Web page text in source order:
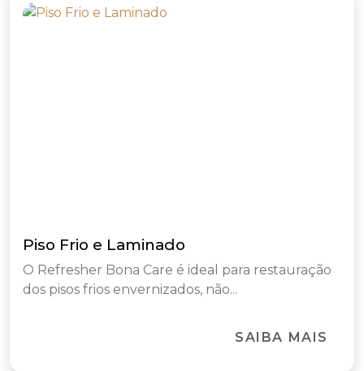
Piso Frio e Laminado
O Refresher Bona Care é ideal para restauração
dos pisos frios envernizados, não...
SAIBA MAIS